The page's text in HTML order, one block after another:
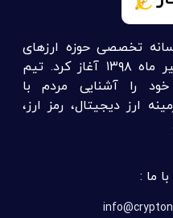
تخصصی حوزه ارزهای
دیجیتال، فعالیت خود را از تیر ماه ۱۳۹۸ آغاز کرد. تیم
را آشنایی مردم با
ارز دیجیتال، رمز ارز،
ما :